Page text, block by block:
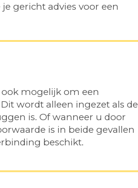
gericht advies voor een
ook mogelijk om een
wordt alleen ingezet als de
is. Of wanneer u door
is in beide gevallen
beschikt.